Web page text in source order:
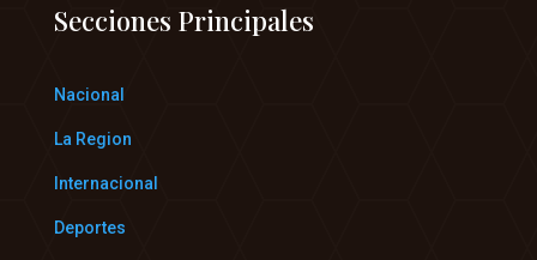
Secciones Principales
Nacional
La Region
Internacional
Deportes